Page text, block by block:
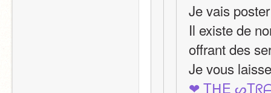
Je vais
Il existe de
offrant des
Je vous
❤ TᕼE